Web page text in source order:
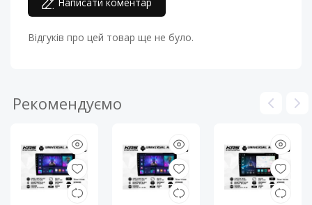
Написати коментар
Відгуків про цей товар ще не було.
Рекомендуємо